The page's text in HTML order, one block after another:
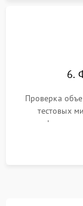
6.
Проверка
тестовых
автофокуса
диафрагмы